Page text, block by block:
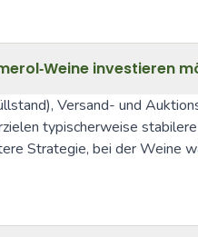
investieren
Versand- und
typischerweise
Strategie, bei der Weine